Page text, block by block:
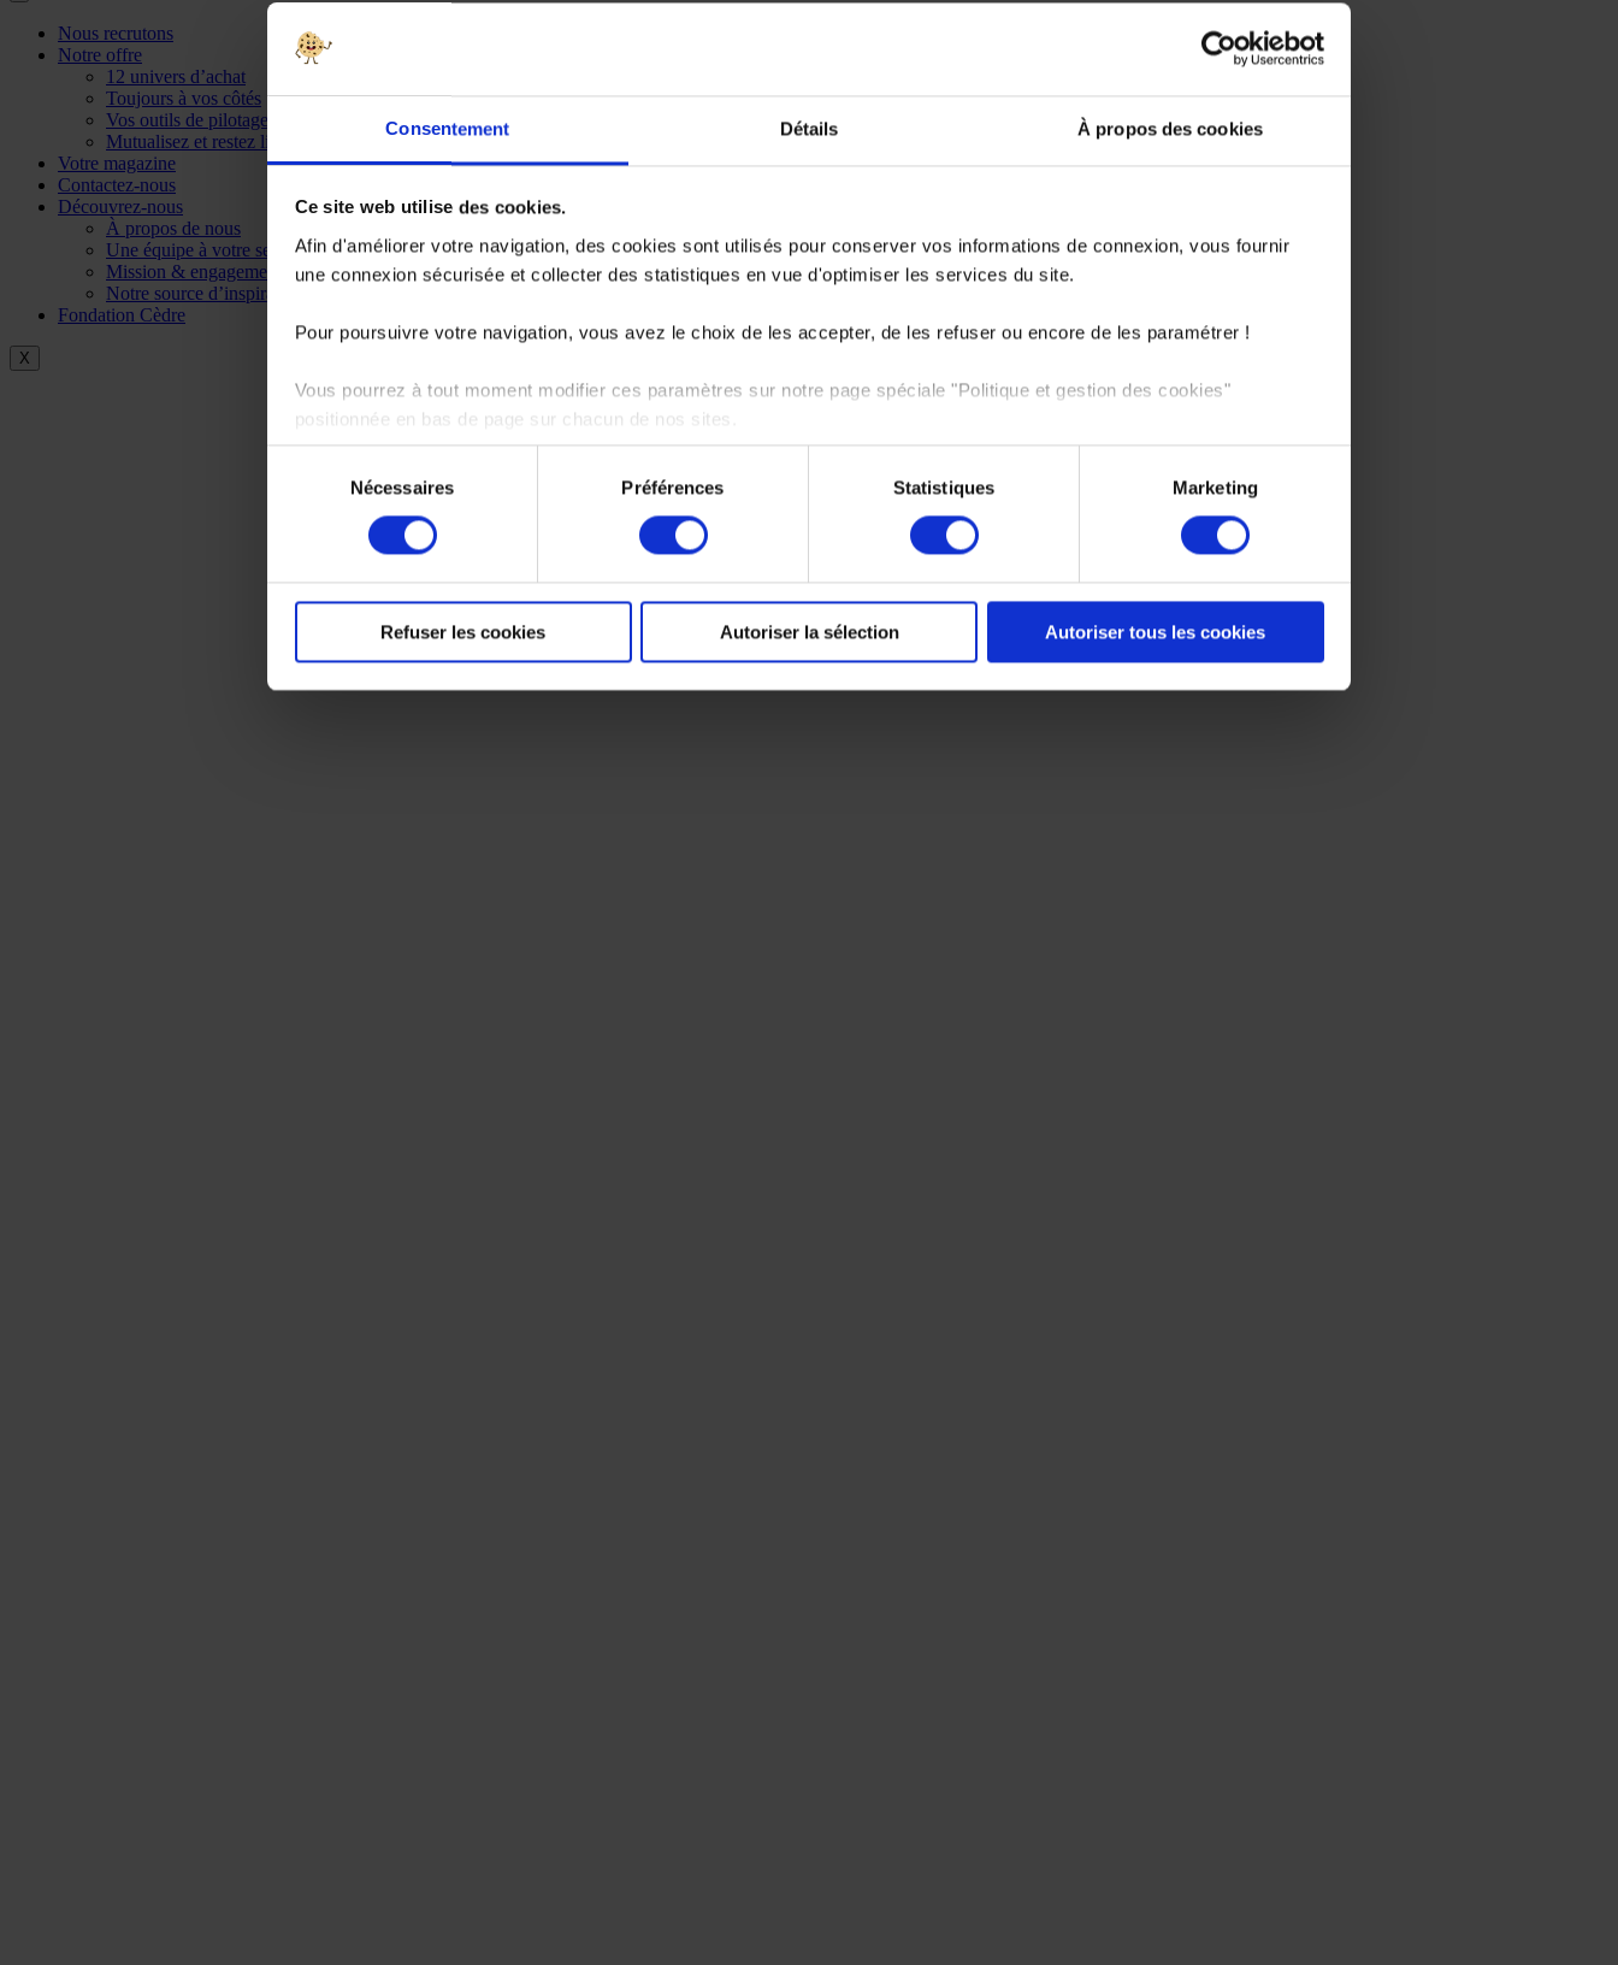
Consentement Détails À propos des cookies
Ce site web utilise des cookies.
Afin d'améliorer votre navigation, des cookies sont utilisés pour conserver vos informations de connexion, vous fournir
une connexion sécurisée et collecter des statistiques en vue d'optimiser les services du site.
Pour poursuivre votre navigation, vous avez le choix de les accepter, de les refuser ou encore de les paramétrer !
Vous pourrez à tout moment modifier ces paramètres sur notre page spéciale "Politique et gestion des cookies"
positionnée en bas de page sur chacun de nos sites.
Pour en savoir plus sur notre politique de protection des données personnelles,
consentement
Nécessaires Préférences Statistiques Marketing
Refuser les cookies Autoriser la sélection Autoriser tous les cookies
Nous recrutons
Notre offre
12 univers d’achat
Toujours à vos côtés
Vos outils de pilotage
Mutualisez et restez libre
Votre magazine
Contactez-nous
Découvrez-nous
À propos de nous
Une équipe à votre service
Mission & engagements
Notre source d’inspiration
Fondation Cèdre
X